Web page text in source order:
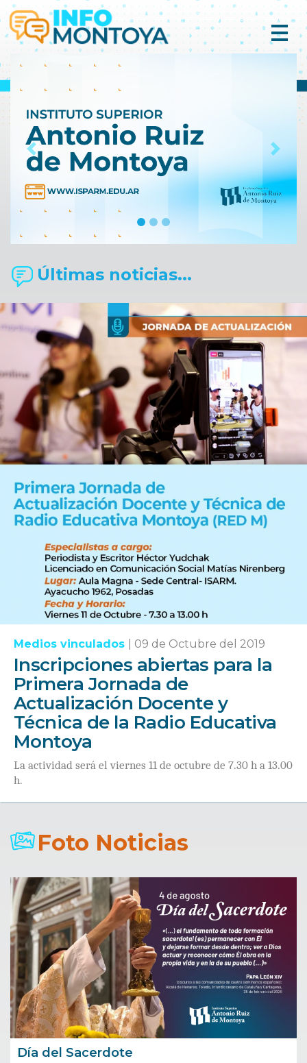
Previous Next
Últimas noticias...
Medios vinculados 09 de Octubre del 2019
Inscripciones abiertas para la
Primera Jornada de
Actualización Docente y
Técnica de la Radio Educativa
Montoya
La actividad será el viernes 11 de octubre de 7.30 h a 13.00
h.
Foto Noticias
Día del Sacerdote